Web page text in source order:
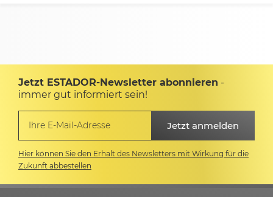
Jetzt ESTADOR-Newsletter abonnieren -
immer gut informiert sein!
Hier können Sie den Erhalt des Newsletters mit Wirkung für die
Zukunft abbestellen